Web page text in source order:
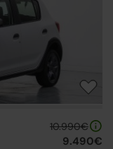
10.990€
9.490€